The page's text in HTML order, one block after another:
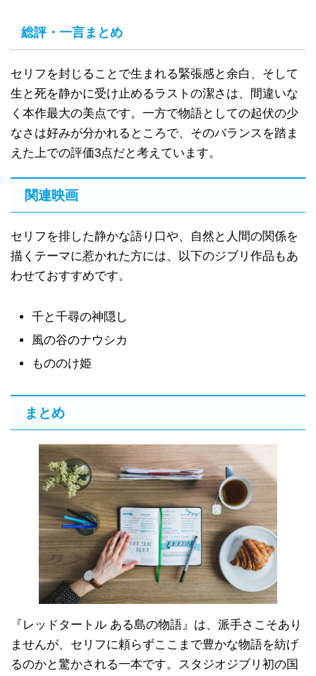
総評・一言まとめ
セリフを封じることで生まれる緊張感と余白、そして
生と死を静かに受け止めるラストの潔さは、間違いな
く本作最大の美点です。一方で物語としての起伏の少
なさは好みが分かれるところで、そのバランスを踏ま
えた上での評価3点だと考えています。
関連映画
セリフを排した静かな語り口や、自然と人間の関係を
描くテーマに惹かれた方には、以下のジブリ作品もあ
わせておすすめです。
千と千尋の神隠し
風の谷のナウシカ
もののけ姫
まとめ
『レッドタートル ある島の物語』は、派手さこそあり
ませんが、セリフに頼らずここまで豊かな物語を紡げ
るのかと驚かされる一本です。スタジオジブリ初の国